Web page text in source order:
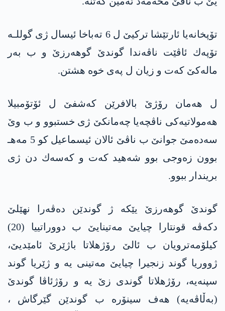
تۆپخانه‌یا ئارتێشا تركیێ ل 6 ته‌باخا ئیسال ژی گوللـه‌
تۆپه‌ك ئاڤێت ناڤه‌ندا گوندێ گوهه‌رزێ و ب به‌ر
ماله‌كێ كه‌ت و زیان ل په‌ی خوه‌ هشتن.
ل هه‌مان رۆژێ بالافرێن كه‌شفێ ل ئۆتۆمبیلا
هه‌مولاتیه‌كی ناڤچه‌یا چه‌مانكێ ژی خستبوو و ب وێ
سه‌ده‌مێ جوانێ ب ناڤێ ئالان ئیسماعیل كو 5 مه‌هـ
بوون زه‌وجی بوو شه‌هید كه‌ت و كه‌سه‌ك دن ژی
بریندار ببوو.
گوندێ گوهه‌رزێ یێكه‌ ژ گوندێن ده‌ڤه‌را نهێلێ
دكه‌ڤه‌ قونتارا چیایێ مه‌تینایێ ب دووراتییا (20)
كیلۆمه‌ترویان ب ئالێ رۆژهلاتا باژێرێ ئامێدیێ،
ژووریا گوند زنجیرا چیایێ مه‌تینی یه‌ و ژێریا گوند
سپنه‌یه، رۆژهلاتا گوندی زێ یه‌ و رۆژئاڤا گوندێ
(به‌ڵاڤه‌یه‌) هه‌ف سینۆره‌ ب گوندێن گێرگاش ،